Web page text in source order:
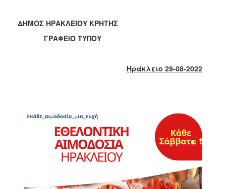
2019
2018
2012
2011
2010
ΔΗΜΟΣ ΗΡΑΚΛΕΙΟΥ ΚΡΗΤΗΣ
ΓΡΑΦΕΙΟ ΤΥΠΟΥ
Ηράκλειο 29-08-2022